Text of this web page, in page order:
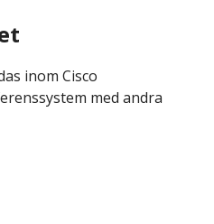
inom Cisco
med andra